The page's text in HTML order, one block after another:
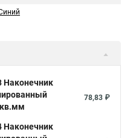
Наконечник
кв.мм
78,83 ₽
Наконечник